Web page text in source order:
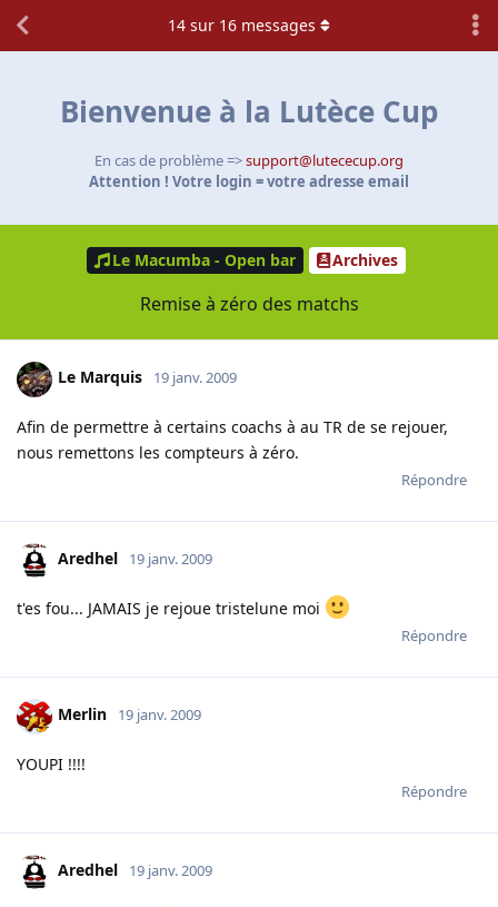
Bienvenue à la Lutèce Cup
En cas de problème =>support@lutececup.org
Attention ! Votre login = votre adresse email
Le Macumba - Open bar Archives
Remise à zéro des matchs
14 sur 16 messages
Le Marquis 19 janv. 2009
Afin de permettre à certains coachs à au TR de se rejouer,
nous remettons les compteurs à zéro.
Répondre
Aredhel 19 janv. 2009
t'es fou... JAMAIS je rejoue tristelune moi
Répondre
Merlin 19 janv. 2009
YOUPI !!!!
Répondre
Aredhel 19 janv. 2009